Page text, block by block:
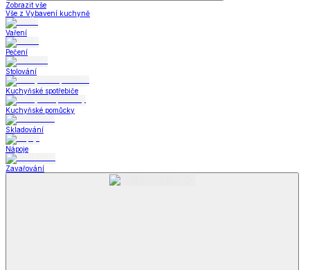
Zobrazit vše
Vše z Vybavení kuchyně
Vaření
Pečení
Stolování
Kuchyňské spotřebiče
Kuchyňské pomůcky
Skladování
Nápoje
Zavařování